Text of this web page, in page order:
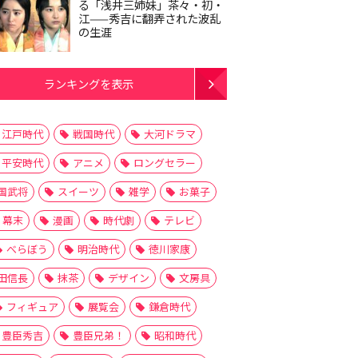
る「浅井三姉妹」茶々・初・
江——秀吉に翻弄された波乱
の生涯
ランキングを表示
江戸時代 戦国時代
大河ドラマ
平安時代
アニメ
ロングセラー
武将
スイーツ 雑学
お菓子
幕末
漫画 時代劇
テレビ
べらぼう
明治時代
徳川家康
信長
抹茶 デザイン
文房具
フィギュア
展覧会
鎌倉時代
豊臣秀吉
豊臣兄弟！
昭和時代